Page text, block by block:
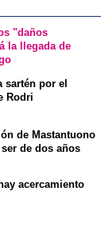
"daños
la llegada de
sartén por el
Rodri
de Mastantuono
de dos años
acercamiento